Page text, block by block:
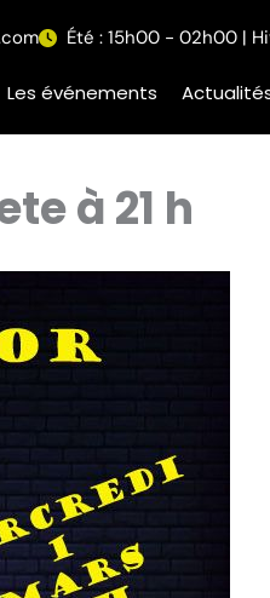
Les événements
Été : 15h00 - 02h00 |
à 21 h